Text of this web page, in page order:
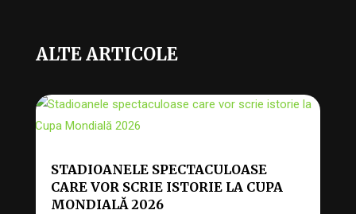
ALTE ARTICOLE
STADIOANELE SPECTACULOASE
CARE VOR SCRIE ISTORIE LA CUPA
MONDIALĂ 2026